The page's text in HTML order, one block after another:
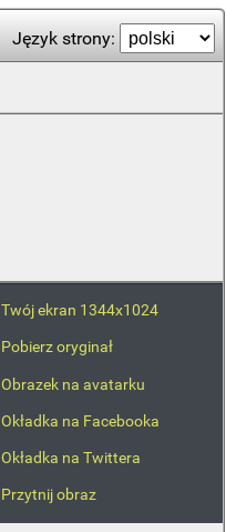
Język strony:
Twój ekran 1344x1024
Pobierz oryginał
Obrazek na avatarku
Okładka na Facebooka
Okładka na Twittera
Przytnij obraz